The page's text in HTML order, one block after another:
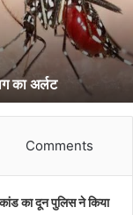
Comments
का दून पुलिस ने किया